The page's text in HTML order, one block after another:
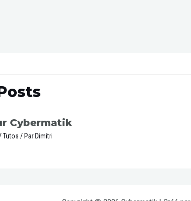
Cybermatik
Tutos / ParDimitri